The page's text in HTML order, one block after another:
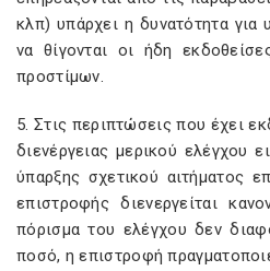
κλπ) υπάρχει η δυνατότητα
να θίγονται οι ήδη
προστίμων.
5. Στις περιπτώσεις που έχει
διενέργειας μερικού ελέγχου
ύπαρξης σχετικού αιτήματος
επιστροφής διενεργείται
πόρισμα του ελέγχου δεν
ποσό, η επιστροφή